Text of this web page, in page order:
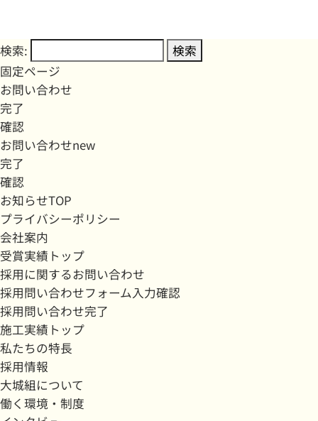
検索:
固定ページ
お問い合わせ
完了
確認
お問い合わせnew
完了
確認
お知らせTOP
プライバシーポリシー
会社案内
受賞実績トップ
採用に関するお問い合わせ
採用問い合わせフォーム入力確認
採用問い合わせ完了
施工実績トップ
私たちの特長
採用情報
大城組について
働く環境・制度